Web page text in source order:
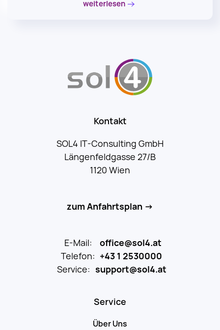
weiterlesen
Kontakt
SOL4 IT-Consulting GmbH
Längenfeldgasse 27/B
1120 Wien
zum Anfahrtsplan →
E-Mail:
office@sol4.at
Telefon: +43 1 2530000
Service: support@sol4.at
Service
Über Uns